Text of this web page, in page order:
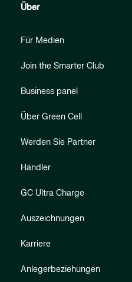
Über
Für Medien
Join the Smarter Club
Business panel
Über Green Cell
Werden Sie Partner
Händler
GC Ultra Charge
Auszeichnungen
Karriere
Anlegerbeziehungen